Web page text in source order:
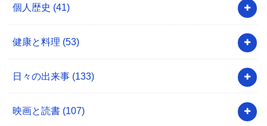
個人歴史 (41)
健康と料理 (53)
日々の出来事 (133)
映画と読書 (107)